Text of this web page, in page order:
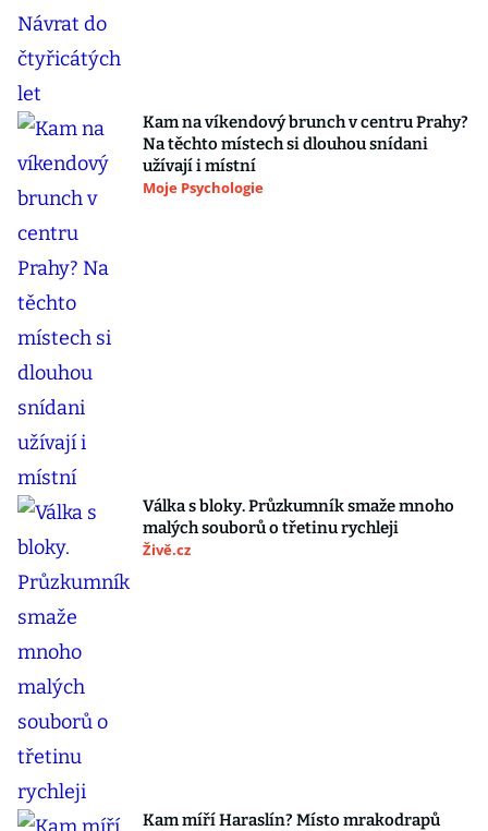
Kam na víkendový brunch v centru Prahy?
Na těchto místech si dlouhou snídani
užívají i místní
Moje Psychologie
Válka s bloky. Průzkumník smaže mnoho
malých souborů o třetinu rychleji
Živě.cz
Kam míří Haraslín? Místo mrakodrapů